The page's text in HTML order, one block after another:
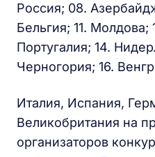
Россия; 08.
Бельгия; 11.
Португалия; 14.
Черногория; 16.
Италия, Испания,
Великобритания на
организаторов